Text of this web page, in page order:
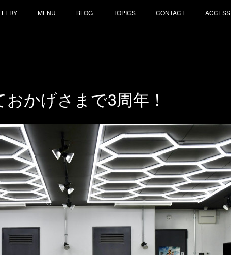
MENU BLOG TOPICS CONTACT ACCESS
かげさまで3周年！